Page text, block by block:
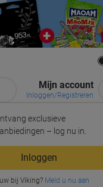
Mijn account
Inloggen/Registreren
exclusieve
– log nu in.
Inloggen
bij Viking?Meld u nu aan
Enveloppen
Snel